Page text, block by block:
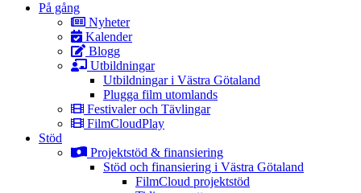
På gång
Nyheter
Kalender
Blogg
Utbildningar
Utbildningar i Västra Götaland
Plugga film utomlands
Festivaler och Tävlingar
FilmCloudPlay
Stöd
Projektstöd & finansiering
Stöd och finansiering i Västra Götaland
FilmCloud projektstöd